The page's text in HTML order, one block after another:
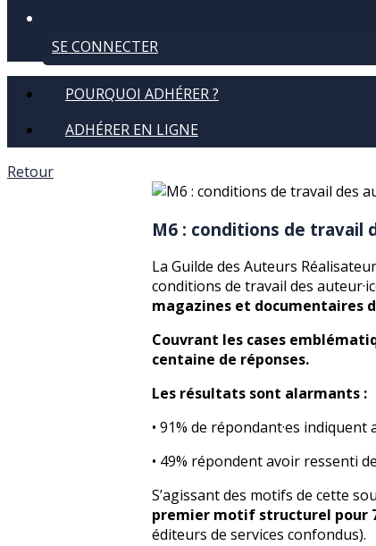
SE CONNECTER
POURQUOI ADHÉRER ?
ADHÉRER EN LIGNE
Retour
M6 : conditions de travail
La Guilde des Auteurs
conditions de travail des
magazines et documentaires
Couvrant les cases
centaine de réponses.
Les résultats sont alarmants :
• 91% de répondant·es
• 49% répondent avoir ressenti
S’agissant des motifs de cette
premier motif structurel pour
éditeurs de services confondus).